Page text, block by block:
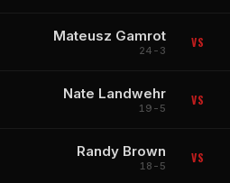
Mateusz Gamrot
24-3
VS
Nate Landwehr
19-5
VS
Randy Brown
18-5
VS